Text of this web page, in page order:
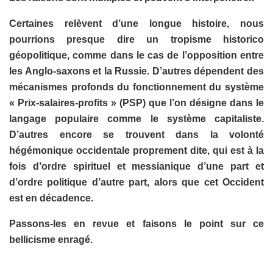
Certaines relèvent d’une longue histoire, nous
pourrions presque dire un tropisme historico
géopolitique, comme dans le cas de l’opposition entre
les Anglo-saxons et la Russie. D’autres dépendent des
mécanismes profonds du fonctionnement du système
« Prix-salaires-profits » (PSP) que l’on désigne dans le
langage populaire comme le système capitaliste.
D’autres encore se trouvent dans la volonté
hégémonique occidentale proprement dite, qui est à la
fois d’ordre spirituel et messianique d’une part et
d’ordre politique d’autre part, alors que cet Occident
est en décadence.
Passons-les en revue et faisons le point sur ce
bellicisme enragé.